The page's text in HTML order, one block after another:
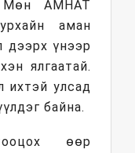
Мөн АМНАТ
аман
дээрх үнээр
ялгаатай.
ихтэй улсад
байна.
өөр